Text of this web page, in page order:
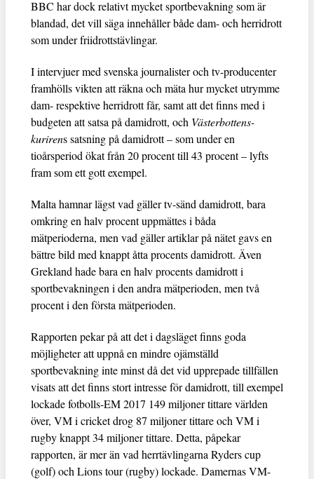
BBC har dock relativt mycket sportbevakning som är
blandad, det vill säga innehåller både dam- och herridrott
som under friidrottstävlingar.
I intervjuer med svenska journalister och tv-producenter
framhölls vikten att räkna och mäta hur mycket utrymme
dam- respektive herridrott får, samt att det finns med i
budgeten att satsa på damidrott, och Västerbottens-
kurirens satsning på damidrott – som under en
tioårsperiod ökat från 20 procent till 43 procent – lyfts
fram som ett gott exempel.
Malta hamnar lägst vad gäller tv-sänd damidrott, bara
omkring en halv procent uppmättes i båda
mätperioderna, men vad gäller artiklar på nätet gavs en
bättre bild med knappt åtta procents damidrott. Även
Grekland hade bara en halv procents damidrott i
sportbevakningen i den andra mätperioden, men två
procent i den första mätperioden.
Rapporten pekar på att det i dagsläget finns goda
möjligheter att uppnå en mindre ojämställd
sportbevakning inte minst då det vid upprepade tillfällen
visats att det finns stort intresse för damidrott, till exempel
lockade fotbolls-EM 2017 149 miljoner tittare världen
över, VM i cricket drog 87 miljoner tittare och VM i
rugby knappt 34 miljoner tittare. Detta, påpekar
rapporten, är mer än vad herrtävlingarna Ryders cup
(golf) och Lions tour (rugby) lockade. Damernas VM-